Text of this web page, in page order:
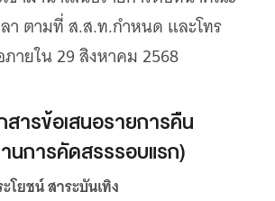
า ตามที่ ส.ส.ท.กำหนด และโทร
ายใน 29 สิงหาคม 2568
สารข้อเสนอรายการคืน
นการคัดสรรรอบแรก)
โยชน์ สาระบันเทิง